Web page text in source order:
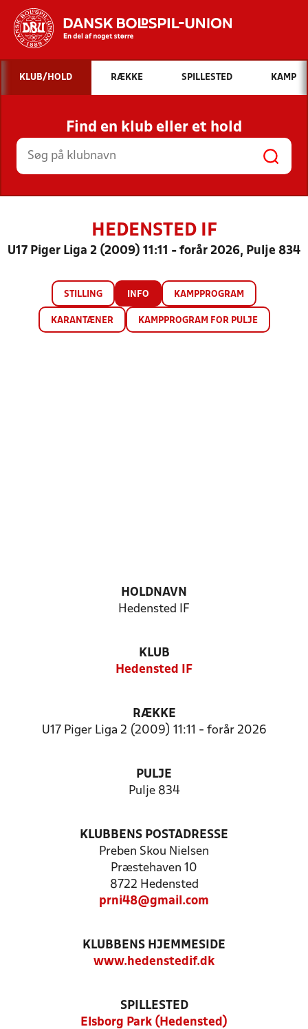
Hvad vil du søge efter?
INDHOLD OG NYHEDER
STILLINGER, RESULTATER, KLUBBER OG
HOLD
KLUB/HOLD RÆKKE SPILLESTED KAMP
Find en klub eller et hold
HEDENSTED IF
U17 Piger Liga 2 (2009) 11:11 - forår 2026, Pulje 834
STILLING INFO KAMPPROGRAM
KARANTÆNER KAMPPROGRAM FOR PULJE
HOLDNAVN
Hedensted IF
KLUB
Hedensted IF
RÆKKE
U17 Piger Liga 2 (2009) 11:11 - forår 2026
PULJE
Pulje 834
KLUBBENS POSTADRESSE
Preben Skou Nielsen
Præstehaven 10
8722 Hedensted
prni48@gmail.com
KLUBBENS HJEMMESIDE
www.hedenstedif.dk
SPILLESTED
Elsborg Park (Hedensted)